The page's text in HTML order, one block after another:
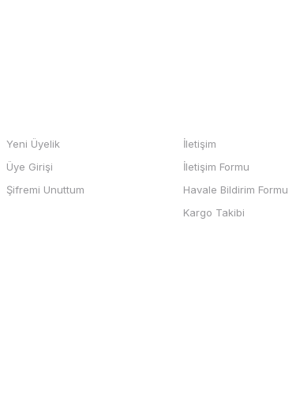
ve odeme kolay , büyük
Yeni Üyelik
Üye Girişi
Şifremi Unuttum
İletişim
İletişim Formu
Havale Bildirim Formu
Kargo Takibi